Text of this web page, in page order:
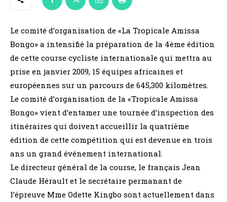
Le comité d’organisation de «La Tropicale Amissa
Bongo» a intensifié la préparation de la 4ème édition
de cette course cycliste internationale qui mettra au
prise en janvier 2009, 15 équipes africaines et
européennes sur un parcours de 645,300 kilomètres.
Le comité d’organisation de la «Tropicale Amissa
Bongo» vient d’entamer une tournée d’inspection des
itinéraires qui doivent accueillir la quatrième
édition de cette compétition qui est devenue en trois
ans un grand événement international.
Le directeur général de la course, le français Jean
Claude Hérault et le secrétaire permanant de
l’épreuve Mme Odette Kingbo sont actuellement dans